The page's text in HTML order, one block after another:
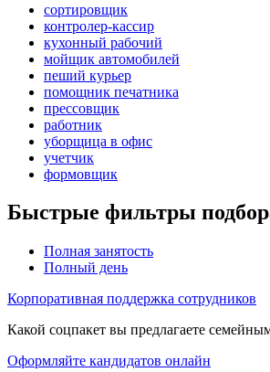
сортировщик
контролер-кассир
кухонный рабочий
мойщик автомобилей
пеший курьер
помощник печатника
прессовщик
работник
уборщица в офис
учетчик
формовщик
Быстрые фильтры
Полная занятость
Полный день
Корпоративная поддержка сотрудников
Какой соцпакет вы предлагаете
Оформляйте кандидатов онлайн